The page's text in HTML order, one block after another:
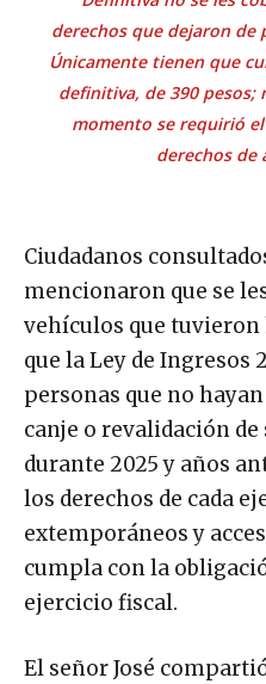
derechos que dejaron de
Únicamente tienen que
definitiva, de 390 pesos;
momento se requirió
derechos de
Ciudadanos
mencionaron que se
vehículos que tuvieron
que la Ley de Ingresos
personas que no
canje o revalidación
durante 2025 y años
los derechos de cada
extemporáneos y
cumpla con la
ejercicio fiscal.
El señor José